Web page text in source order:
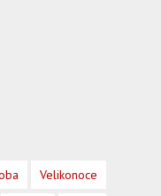
Velikonoce